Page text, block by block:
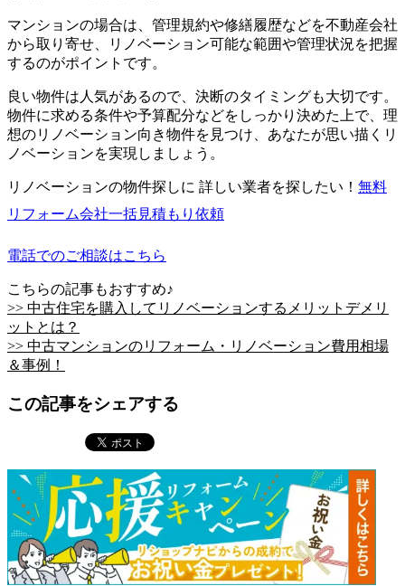
マンションの場合は、管理規約や修繕履歴などを不動産会社
から取り寄せ、リノベーション可能な範囲や管理状況を把握
するのがポイントです。
良い物件は人気があるので、決断のタイミングも大切です。
物件に求める条件や予算配分などをしっかり決めた上で、理
想のリノベーション向き物件を見つけ、あなたが思い描くリ
ノベーションを実現しましょう。
リノベーションの物件探しに 詳しい業者を探したい！ 無料
リフォーム会社一括見積もり依頼
電話でのご相談はこちら
こちらの記事もおすすめ♪
>> 中古住宅を購入してリノベーションするメリットデメリ
ットとは？
>> 中古マンションのリフォーム・リノベーション費用相場
＆事例！
この記事をシェアする